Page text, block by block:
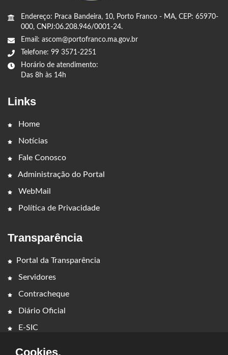
Endereço: Praca Bandeira, 10, Porto Franco - MA, CEP: 65970-
000, CNPJ:06.208.946/0001-24.
Email: ascom@portofranco.ma.gov.br
Telefone: 99 3571-2251
Horário de atendimento:
Das 8h às 14h
Links
Home
Notícias
Fale Conosco
Administração do Portal
WebMail
Política de Privacidade
Transparência
Portal da Transparência
Servidores
Contracheque
Diário Oficial
E-SIC
Cookies.